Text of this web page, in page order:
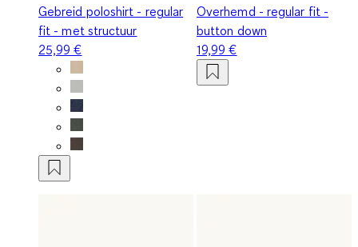
Gebreid poloshirt - regular
fit - met structuur
25,99 €
Overhemd - regular fit -
button down
19,99 €